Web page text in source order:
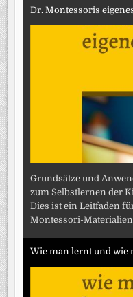
Dr. Montessoris
Grundsätze und
zum Selbstlernen der
Dies ist ein Leitfaden
Montessori-
Wie man lernt und wie